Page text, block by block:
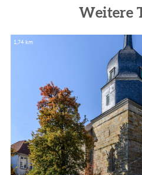
Weitere
1,74 km